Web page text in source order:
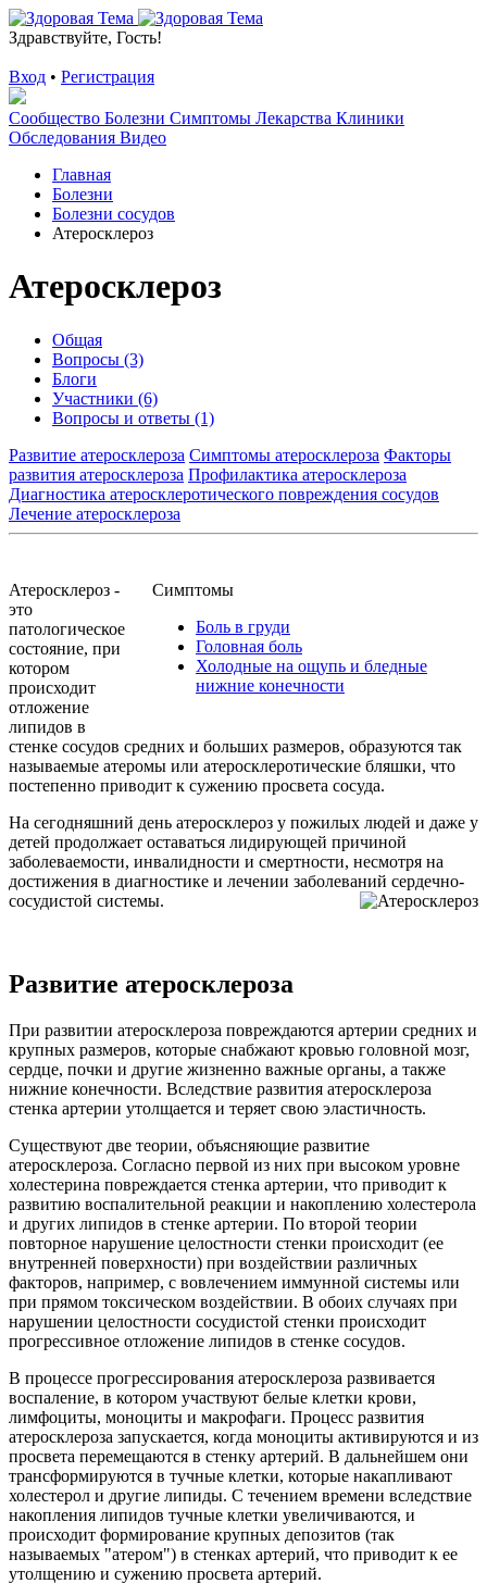
Здравствуйте, Гость!
Вход • Регистрация
Сообщество Болезни Симптомы Лекарства Клиники
Обследования Видео
Главная
Болезни
Болезни сосудов
Атеросклероз
Атеросклероз
Общая
Вопросы (3)
Блоги
Участники (6)
Вопросы и ответы (1)
Развитие атеросклероза Симптомы атеросклероза Факторы
развития атеросклероза Профилактика атеросклероза
Диагностика атеросклеротического повреждения сосудов
Лечение атеросклероза
Симптомы
Боль в груди
Головная боль
Холодные на ощупь и бледные
нижние конечности
Атеросклероз -
это
патологическое
состояние, при
котором
происходит
отложение
липидов в
стенке сосудов средних и больших размеров, образуются так
называемые атеромы или атеросклеротические бляшки, что
постепенно приводит к сужению просвета сосуда.
На сегодняшний день атеросклероз у пожилых людей и даже у
детей продолжает оставаться лидирующей причиной
заболеваемости, инвалидности и смертности, несмотря на
достижения в диагностике и лечении заболеваний сердечно-
сосудистой системы.
Развитие атеросклероза
При развитии атеросклероза повреждаются артерии средних и
крупных размеров, которые снабжают кровью головной мозг,
сердце, почки и другие жизненно важные органы, а также
нижние конечности. Вследствие развития атеросклероза
стенка артерии утолщается и теряет свою эластичность.
Существуют две теории, объясняющие развитие
атеросклероза. Согласно первой из них при высоком уровне
холестерина повреждается стенка артерии, что приводит к
развитию воспалительной реакции и накоплению холестерола
и других липидов в стенке артерии. По второй теории
повторное нарушение целостности стенки происходит (ее
внутренней поверхности) при воздействии различных
факторов, например, с вовлечением иммунной системы или
при прямом токсическом воздействии. В обоих случаях при
нарушении целостности сосудистой стенки происходит
прогрессивное отложение липидов в стенке сосудов.
В процессе прогрессирования атеросклероза развивается
воспаление, в котором участвуют белые клетки крови,
лимфоциты, моноциты и макрофаги. Процесс развития
атеросклероза запускается, когда моноциты активируются и из
просвета перемещаются в стенку артерий. В дальнейшем они
трансформируются в тучные клетки, которые накапливают
холестерол и другие липиды. С течением времени вследствие
накопления липидов тучные клетки увеличиваются, и
происходит формирование крупных депозитов (так
называемых "атером") в стенках артерий, что приводит к ее
утолщению и сужению просвета артерий.